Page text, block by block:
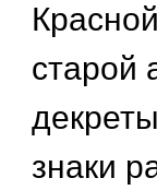
старой
знаки